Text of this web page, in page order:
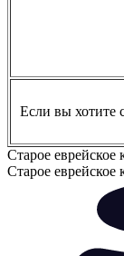
Если вы хотите
Старое еврейское
Старое еврейское